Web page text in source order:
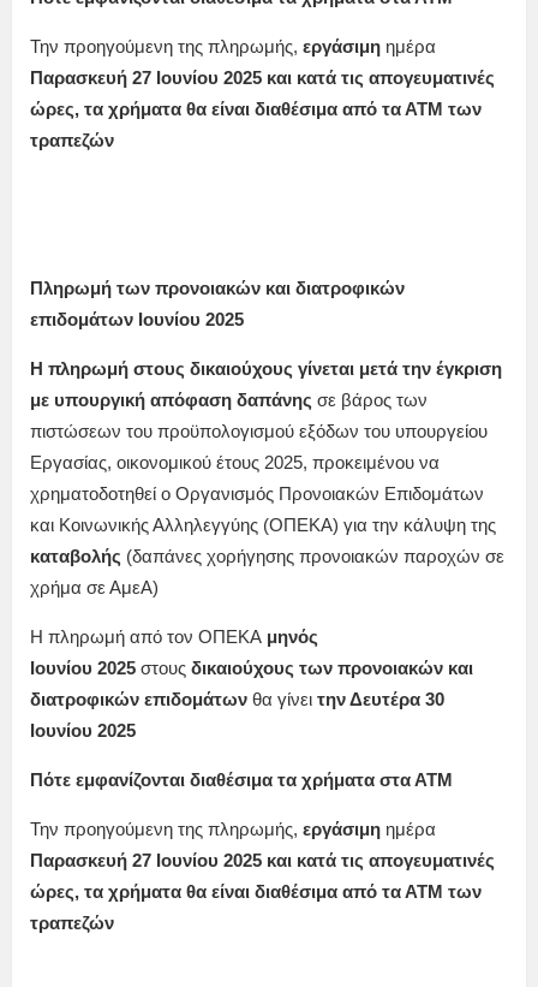
Την προηγούμενη της πληρωμής, εργάσιμη ημέρα
Παρασκευή 27 Ιουνίου 2025 και κατά τις απογευματινές
ώρες, τα χρήματα θα είναι διαθέσιμα από τα ΑΤΜ των
τραπεζών
Πληρωμή των προνοιακών και διατροφικών
επιδομάτων Ιουνίου 2025
Η πληρωμή στους δικαιούχους γίνεται μετά την έγκριση
με υπουργική απόφαση δαπάνης σε βάρος των
πιστώσεων του προϋπολογισμού εξόδων του υπουργείου
Εργασίας, οικονομικού έτους 2025, προκειμένου να
χρηματοδοτηθεί ο Οργανισμός Προνοιακών Επιδομάτων
και Κοινωνικής Αλληλεγγύης (ΟΠΕΚΑ) για την κάλυψη της
καταβολής (δαπάνες χορήγησης προνοιακών παροχών σε
χρήμα σε ΑμεΑ)
Η πληρωμή από τον ΟΠΕΚΑ μηνός
Ιουνίου 2025 στους δικαιούχους των προνοιακών και
διατροφικών επιδομάτων θα γίνει την Δευτέρα 30
Ιουνίου 2025
Πότε εμφανίζονται διαθέσιμα τα χρήματα στα ΑΤΜ
Την προηγούμενη της πληρωμής, εργάσιμη ημέρα
Παρασκευή 27 Ιουνίου 2025 και κατά τις απογευματινές
ώρες, τα χρήματα θα είναι διαθέσιμα από τα ΑΤΜ των
τραπεζών